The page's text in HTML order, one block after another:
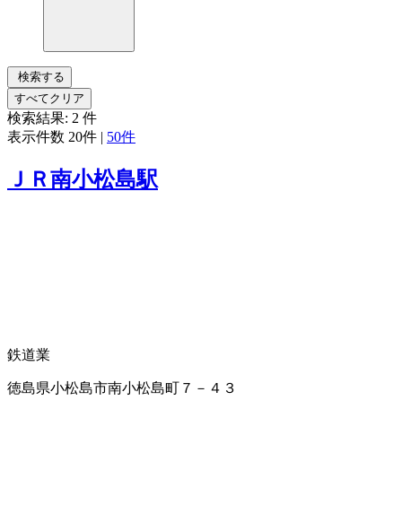
検索する
すべてクリア
検索結果: 2 件
表示件数 20件 | 50件
ＪＲ南小松島駅
鉄道業
徳島県小松島市南小松島町７－４３